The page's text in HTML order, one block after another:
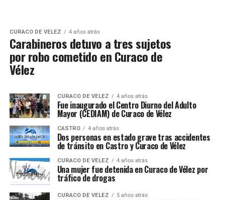
CURACO DE VELEZ 4 años atrás
Carabineros detuvo a tres sujetos
por robo cometido en Curaco de
Vélez
CURACO DE VELEZ 4 años atrás
Fue inaugurado el Centro Diurno del Adulto
Mayor (CEDIAM) de Curaco de Vélez
CASTRO 4 años atrás
Dos personas en estado grave tras accidentes
de tránsito en Castro y Curaco de Vélez
CURACO DE VELEZ 4 años atrás
Una mujer fue detenida en Curaco de Vélez por
tráfico de drogas
CURACO DE VELEZ 5 años atrás